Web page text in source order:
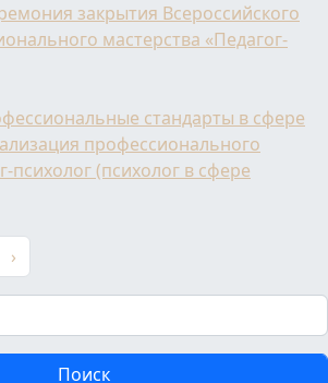
закрытия Всероссийского
мастерства «Педагог-
стандарты в сфере
профессионального
психолог (психолог в сфере
Следующая страница
›